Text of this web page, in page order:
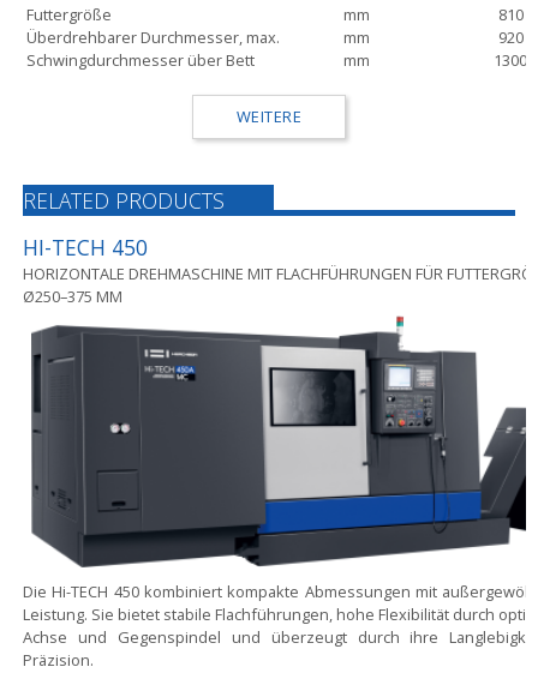
Futtergröße
mm
810
Überdrehbarer Durchmesser, max.
mm
920
Schwingdurchmesser über Bett
mm 1300
WEITERE
RELATED PRODUCTS
HI-TECH 450
HORIZONTALE DREHMASCHINE MIT FLACHFÜHRUNGEN FÜR
250–375 MM
Die Hi-TECH 450 kombiniert kompakte Abmessungen mit
Leistung. Sie bietet stabile Flachführungen, hohe Flexibilität durch
Achse und Gegenspindel und überzeugt durch ihre
Präzision.